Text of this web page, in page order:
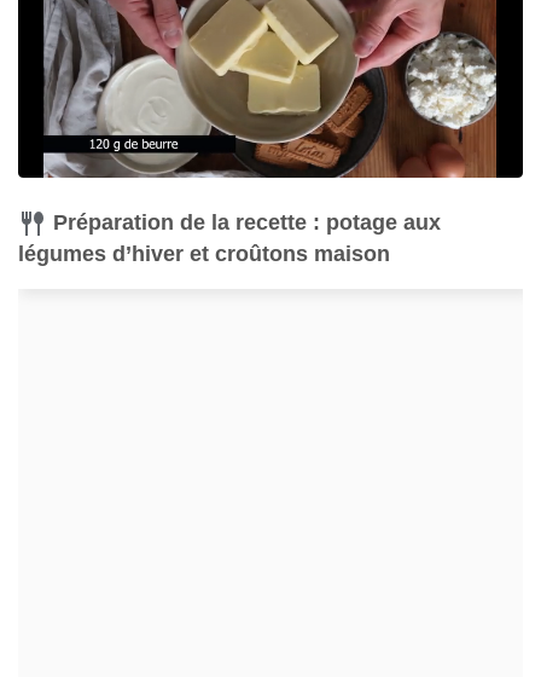
Préparation de la recette : potage aux
légumes d’hiver et croûtons maison